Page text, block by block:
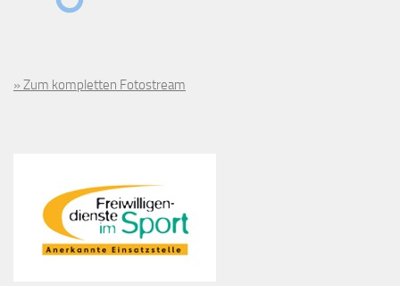
» Zum kompletten Fotostream